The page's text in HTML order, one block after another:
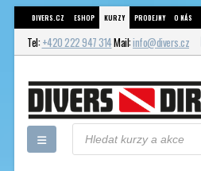
DIVERS.CZ ESHOP KURZY PRODEJNY O NÁS
Tel: +420 222 947 314Mail:info@divers.cz
Products
search